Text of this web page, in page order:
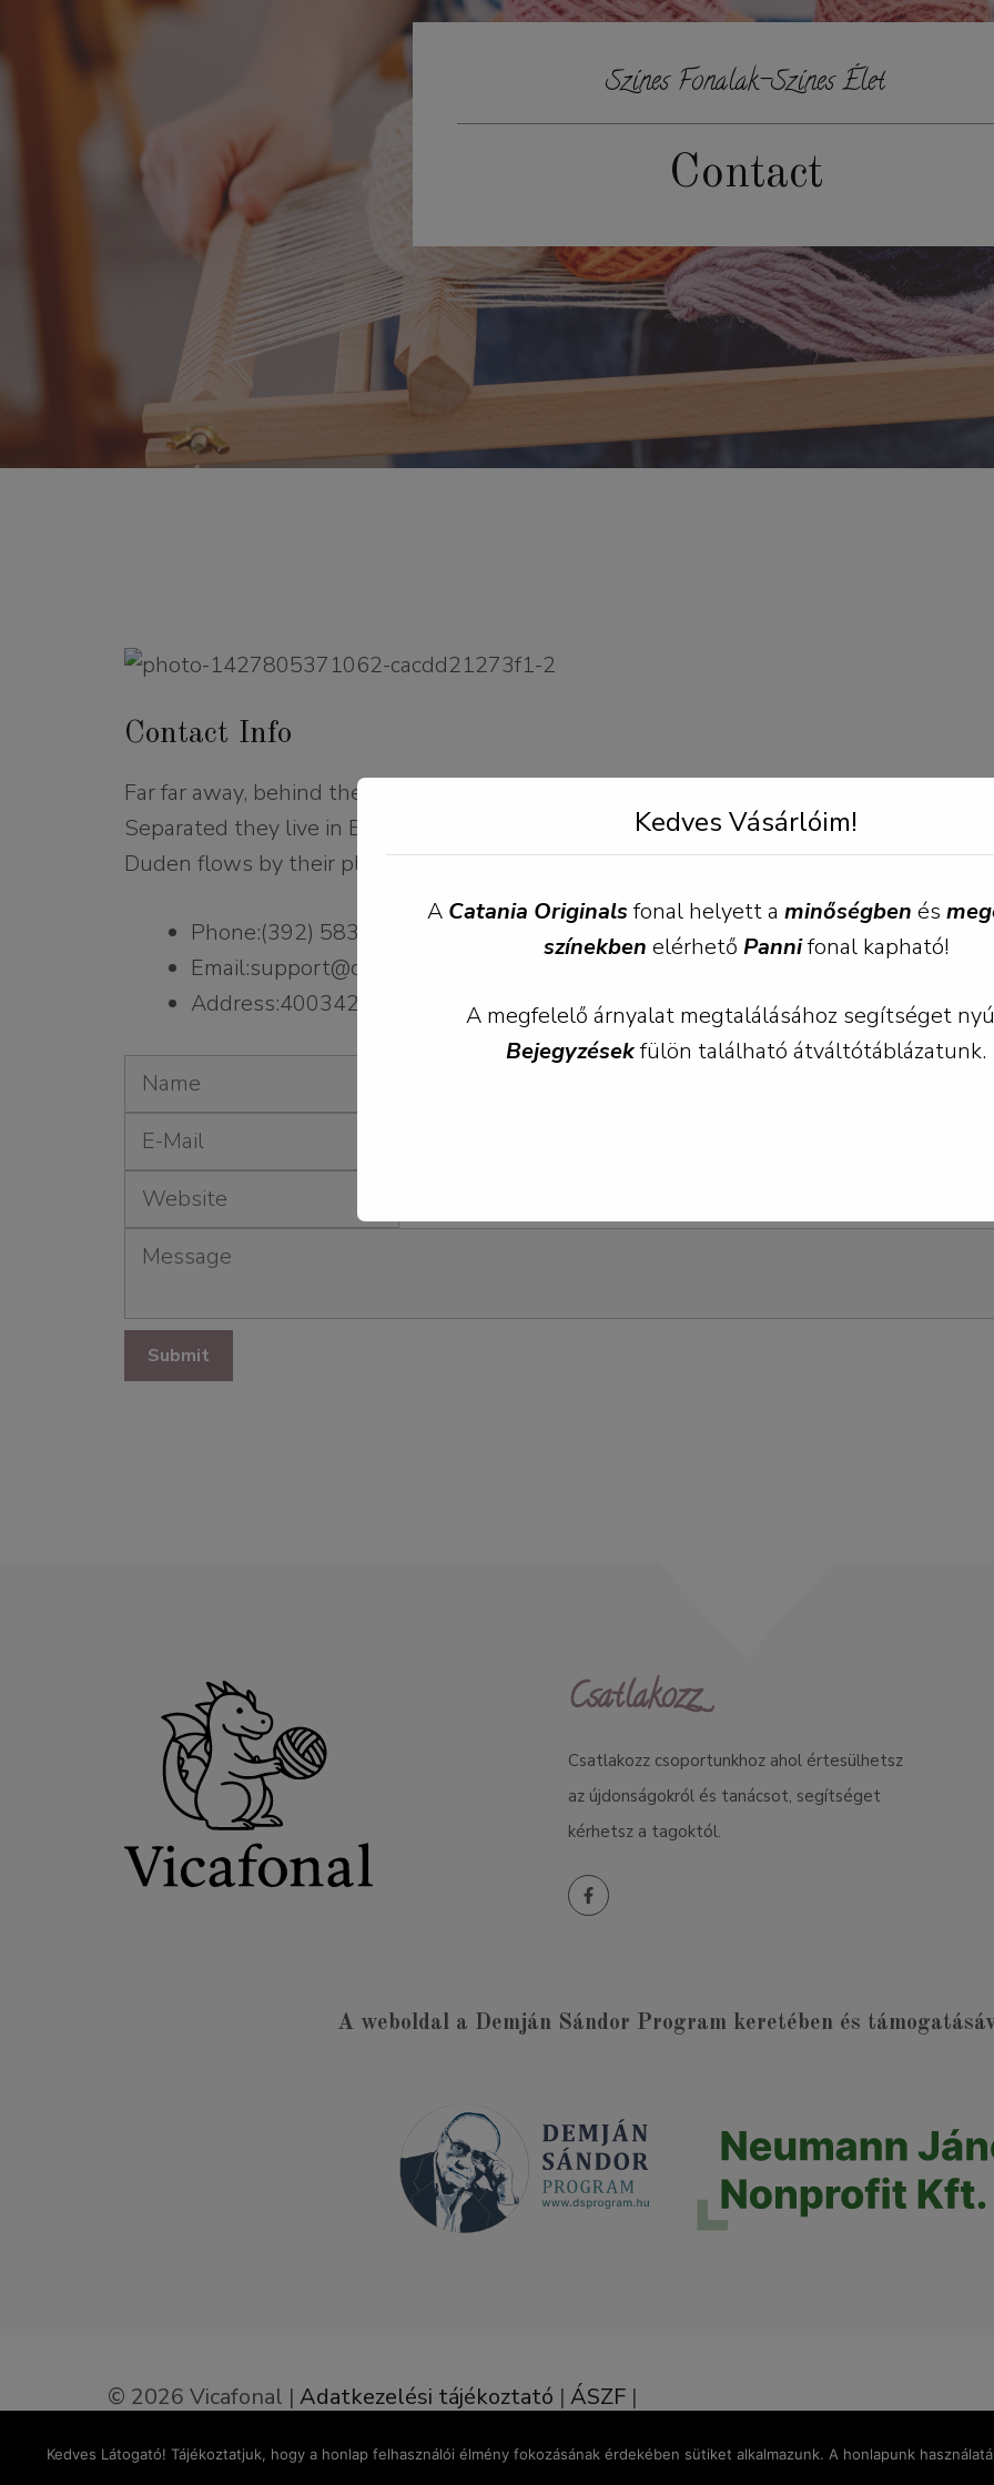
Színes Fonalak-Színes Élet
Contact
Contact Info
Far far away, behind the word mountains, far from the countries Vokalia and
Separated they live in Bookmarksgrove right at the coast of the Semantics, a large
Duden flows by their place and supplies it with the necessary regelialia.
Phone:(392) 583-2569
Email:support@dframeworks.com
Address:400342 United Kingdom, Freeroad str.21, r. 94
Csatlakozz
Csatlakozz csoportunkhoz ahol értesülhetsz
az újdonságokról és tanácsot, segítséget
kérhetsz a tagoktól.
A weboldal a Demján Sándor Program keretében és
© 2026 Vicafonal | Adatkezelési tájékoztató | ÁSZF |
Kedves Látogató! Tájékoztatjuk, hogy a honlap felhasználói élmény fokozásának érdekében sütiket alkalmazunk. A honlapunk
Kedves Vásárlóim!
A Catania Originalsfonal helyett a minőségben és
színekben elérhető Pannifonal kapható!
A megfelelő árnyalat megtalálásához segítséget
Bejegyzésekfülön található átváltótáblázatunk.